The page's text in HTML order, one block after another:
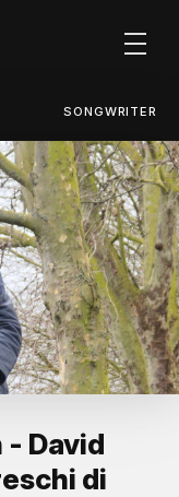
SONGWRITER
- David
di